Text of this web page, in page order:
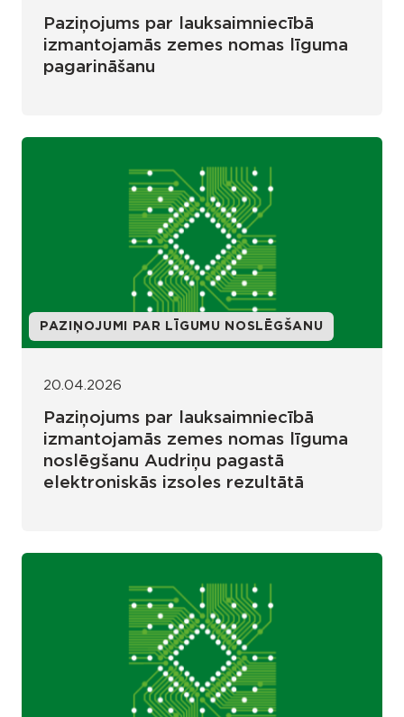
Paziņojums par lauksaimniecībā
izmantojamās zemes nomas līguma
pagarināšanu
PAZIŅOJUMI PAR LĪGUMU NOSLĒGŠANU
20.04.2026
Paziņojums par lauksaimniecībā
izmantojamās zemes nomas līguma
noslēgšanu Audriņu pagastā
elektroniskās izsoles rezultātā